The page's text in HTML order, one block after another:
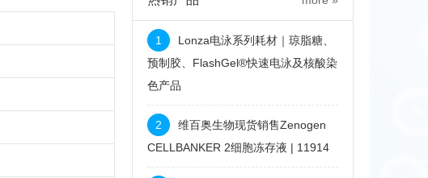
Cytodiagnostics Katchem
Sunrise Science
康为世纪
1
Lonza电泳系列耗材｜琼脂糖、
预制胶、FlashGel®快速电泳及核酸染
色产品
2
维百奥生物现货销售Zenogen
CELLBANKER 2细胞冻存液 | 11914